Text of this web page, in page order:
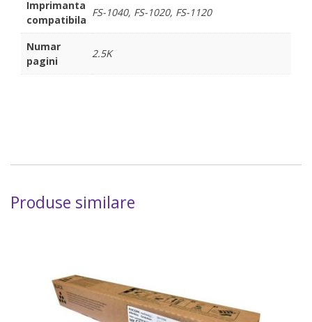
Imprimanta
compatibila
FS-1040, FS-1020, FS-1120
Numar
pagini
2.5K
Produse similare